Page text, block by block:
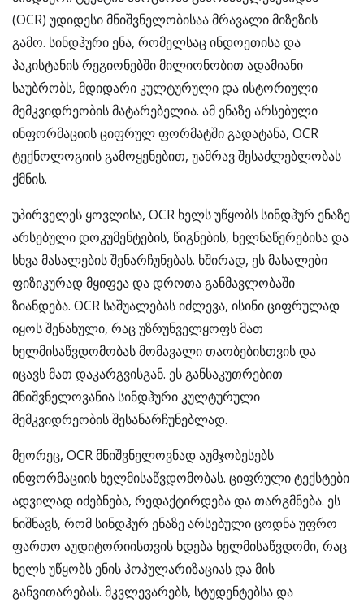
(OCR) უდიდესი მნიშვნელობისაა მრავალი მიზეზის
გამო. სინდჰური ენა, რომელსაც ინდოეთისა და
პაკისტანის რეგიონებში მილიონობით ადამიანი
საუბრობს, მდიდარი კულტურული და ისტორიული
მემკვიდრეობის მატარებელია. ამ ენაზე არსებული
ინფორმაციის ციფრულ ფორმატში გადატანა, OCR
ტექნოლოგიის გამოყენებით, უამრავ შესაძლებლობას
ქმნის.
უპირველეს ყოვლისა, OCR ხელს უწყობს სინდჰურ ენაზე
არსებული დოკუმენტების, წიგნების, ხელნაწერებისა და
სხვა მასალების შენარჩუნებას. ხშირად, ეს მასალები
ფიზიკურად მყიფეა და დროთა განმავლობაში
ზიანდება. OCR საშუალებას იძლევა, ისინი ციფრულად
იყოს შენახული, რაც უზრუნველყოფს მათ
ხელმისაწვდომობას მომავალი თაობებისთვის და
იცავს მათ დაკარგვისგან. ეს განსაკუთრებით
მნიშვნელოვანია სინდჰური კულტურული
მემკვიდრეობის შესანარჩუნებლად.
მეორეც, OCR მნიშვნელოვნად აუმჯობესებს
ინფორმაციის ხელმისაწვდომობას. ციფრული ტექსტები
ადვილად იძებნება, რედაქტირდება და თარგმნება. ეს
ნიშნავს, რომ სინდჰურ ენაზე არსებული ცოდნა უფრო
ფართო აუდიტორიისთვის ხდება ხელმისაწვდომი, რაც
ხელს უწყობს ენის პოპულარიზაციას და მის
განვითარებას. მკვლევარებს, სტუდენტებსა და